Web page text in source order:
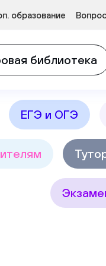
образование
Курсы развития детей
библиотека
ЕГЭ и ОГЭ